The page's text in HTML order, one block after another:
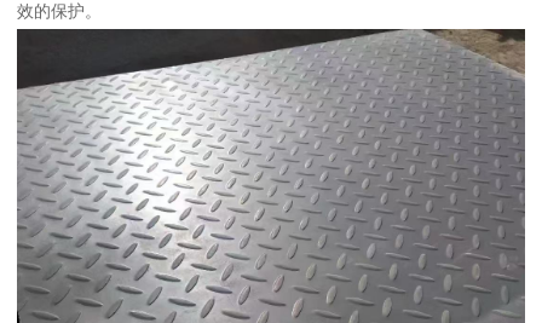
效的保护。